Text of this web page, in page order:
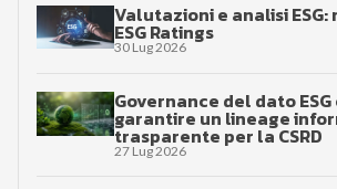
Valutazioni e analisi ESG:
ESG Ratings
30 Lug 2026
Governance del dato ESG
garantire un lineage
trasparente per la CSRD
27 Lug 2026